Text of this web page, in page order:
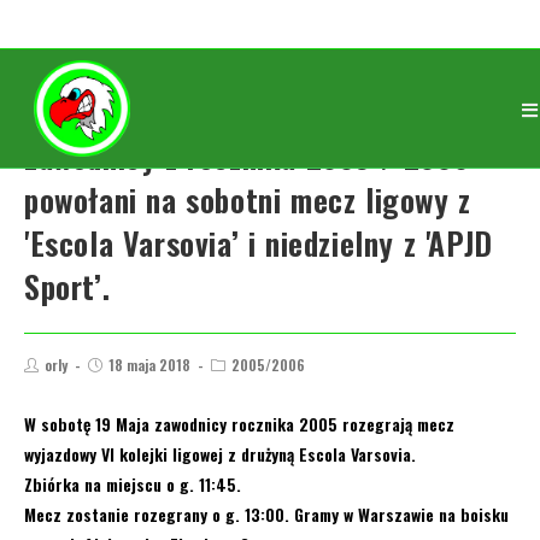
Zawodnicy z rocznika 2005 / 2006
powołani na sobotni mecz ligowy z
'Escola Varsovia’ i niedzielny z 'APJD
Sport’.
orly 18 maja 2018 2005/2006
W sobotę 19 Maja zawodnicy rocznika 2005 rozegrają mecz
wyjazdowy VI kolejki ligowej z drużyną Escola Varsovia.
Zbiórka na miejscu o g. 11:45.
Mecz zostanie rozegrany o g. 13:00. Gramy w Warszawie na boisku